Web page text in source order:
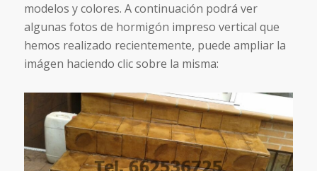
modelos y colores. A continuación podrá ver
algunas fotos de hormigón impreso vertical que
hemos realizado recientemente, puede ampliar la
imágen haciendo clic sobre la misma: